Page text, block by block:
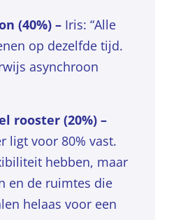
(40%) – Iris: “Alle
op dezelfde tijd.
asynchroon
rooster (20%) –
ligt voor 80% vast.
hebben, maar
en de ruimtes die
helaas voor een